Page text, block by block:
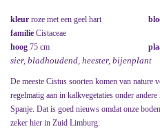
kleur roze met een geel hart
familie Cistaceae
hoog 75 cm
sier, bladhoudend, heester, bijenplant
De meeste Cistus soorten komen van
regelmatig aan in kalkvegetaties onder
Spanje. Dat is goed nieuws omdat onze
zeker hier in Zuid Limburg.